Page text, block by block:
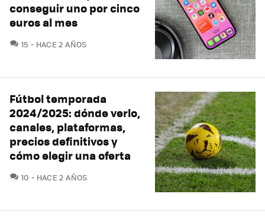
conseguir uno por cinco
euros al mes
15 COMENTARIOS
HACE 2 AÑOS
Fútbol temporada
2024/2025: dónde verlo,
canales, plataformas,
precios definitivos y
cómo elegir una oferta
10 COMENTARIOS
HACE 2 AÑOS